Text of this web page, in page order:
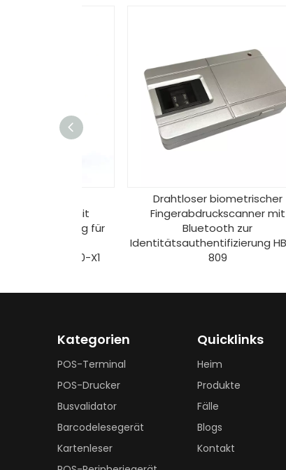
Drahtloser biometrischer
Fingerabdruckscanner mit
Bluetooth zur
Identitätsauthentifizierung HBRT-
Kategorien
POS-Terminal
POS-Drucker
Busvalidator
Barcodelesegerät
Kartenleser
Quicklinks
Heim
Produkte
Fälle
Blogs
Kontakt